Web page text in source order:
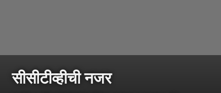
सीसीटीव्हीची नजर